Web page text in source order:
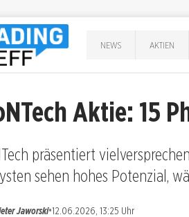
NEWS AKTIEN
Aktie: 15
präsentiert
sehen hohes Potenzial,
Jaworski•12.06.2026, 13:25 Uhr